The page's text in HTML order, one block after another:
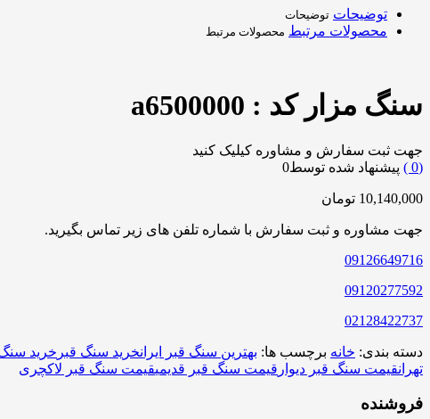
توضیحات توضیحات
محصولات مرتبط محصولات مرتبط
سنگ مزار کد : a6500000
جهت ثبت سفارش و مشاوره کیلیک کنید
0
) پیشنهاد شده توسط0
10,140,000 تومان
جهت مشاوره و ثبت سفارش با شماره تلفن های زیر تماس بگیرید.
09126649716
09120277592
02128422737
دسته بندی: خانه برچسب ها: بهترین سنگ قبر ایرانخرید سنگ قبر خرید سنگ
تهرانقیمت سنگ قبر دیوار قیمت سنگ قبر قدیمیقیمت سنگ قبر لاکچری
فروشنده